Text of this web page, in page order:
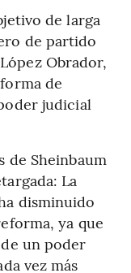
de larga
de partido
Obrador,
de
judicial
de Sheinbaum
La
disminuido
ya que
un poder
vez más